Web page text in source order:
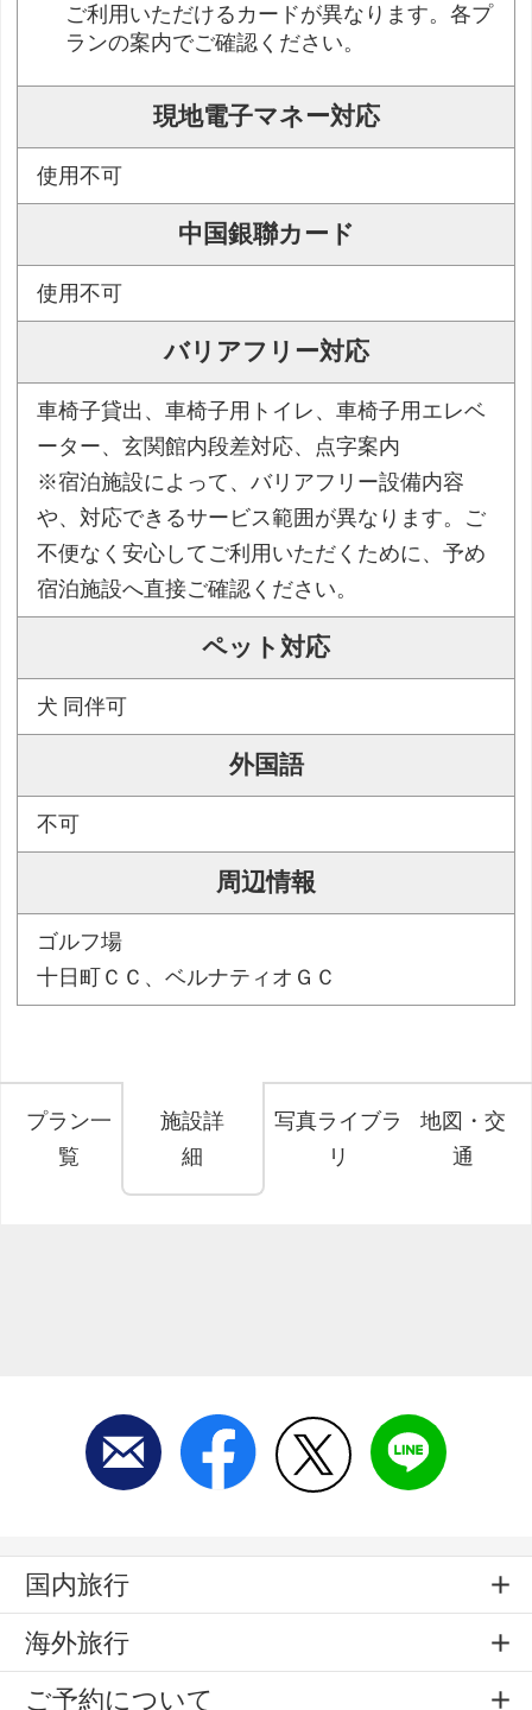
ご利用いただけるカードが異なります。各プ
ランの案内でご確認ください。
現地電子マネー対応
使用不可
中国銀聯カード
使用不可
バリアフリー対応
車椅子貸出、車椅子用トイレ、車椅子用エレベ
ーター、玄関館内段差対応、点字案内
※宿泊施設によって、バリアフリー設備内容
や、対応できるサービス範囲が異なります。ご
不便なく安心してご利用いただくために、予め
宿泊施設へ直接ご確認ください。
ペット対応
犬 同伴可
外国語
不可
周辺情報
ゴルフ場
十日町ＣＣ、ベルナティオＧＣ
プラン一
覧
施設詳
細
写真ライブラ
リ
地図・交
通
国内旅行
海外旅行
ご予約について